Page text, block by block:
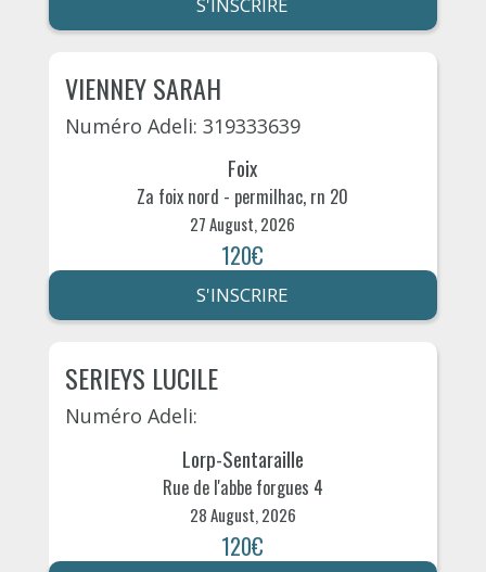
VIENNEY SARAH
Numéro Adeli: 319333639
Foix
Za foix nord - permilhac, rn 20
27 August, 2026
120€
S'INSCRIRE
SERIEYS LUCILE
Numéro Adeli:
Lorp-Sentaraille
Rue de l'abbe forgues 4
28 August, 2026
120€